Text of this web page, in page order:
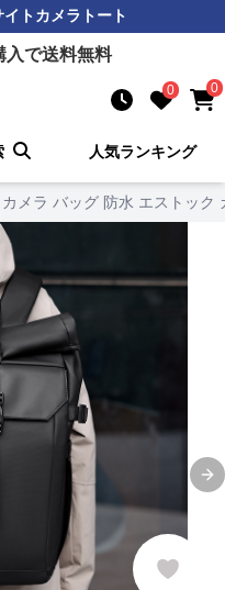
トカメラトート
入で送料無料
0 0
人気ランキング
カメラ バッグ 防水 エストック